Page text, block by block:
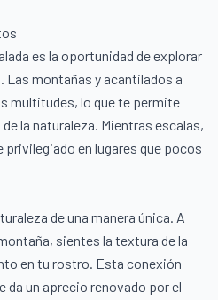
es la oportunidad de explorar
montañas y acantilados a
multitudes, lo que te permite
la naturaleza. Mientras escalas,
en lugares que pocos
de una manera única. A
sientes la textura de la
en tu rostro. Esta conexión
da un aprecio renovado por el